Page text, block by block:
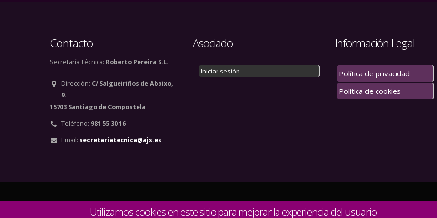
Contacto
Secretaría Técnica: Roberto Pereira S.L.
Dirección: C/ Salgueiriños de Abaixo,
9.
15703 Santiago de Compostela
Teléfono: 981 55 30 16
Email: secretariatecnica@ajs.es
Asociado
Iniciar sesión
Información Legal
Política de privacidad
Política de cookies
Utilizamos cookies en este sitio para mejorar la experiencia del usuario